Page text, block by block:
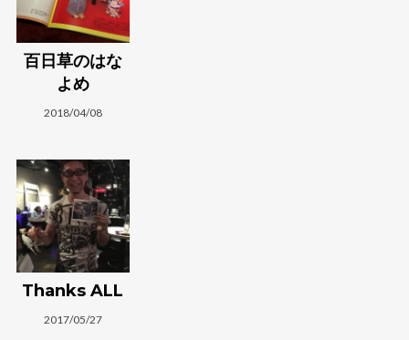
百日草のはな
よめ
2018/04/08
Thanks ALL
2017/05/27